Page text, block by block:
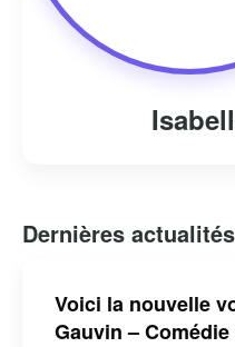
Dernières actualités
Voici la nouvelle
Gauvin – Comédie